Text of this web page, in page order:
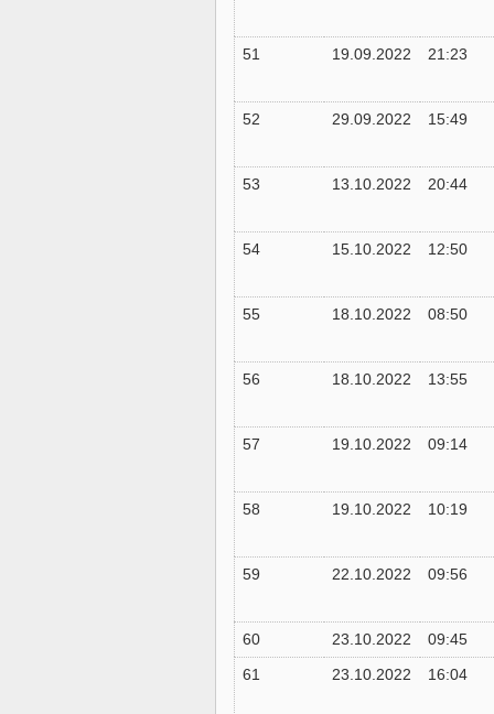
51 19.09.2022 21:23
52 29.09.2022 15:49
53 13.10.2022 20:44
54 15.10.2022 12:50
55 18.10.2022 08:50
56 18.10.2022 13:55
57 19.10.2022 09:14
58 19.10.2022 10:19
59 22.10.2022 09:56
60 23.10.2022
09:45
61
23.10.2022 16:04